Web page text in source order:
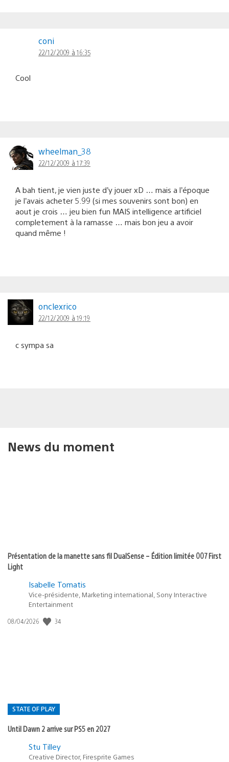
coni
22/12/2009 à 16:35
Cool
wheelman_38
22/12/2009 à 17:39
A bah tient, je vien juste d’y jouer xD … mais a l’époque
je l’avais acheter 5.99 (si mes souvenirs sont bon) en
aout je crois … jeu bien fun MAIS intelligence artificiel
completement à la ramasse … mais bon jeu a avoir
quand même !
onclexrico
22/12/2009 à 19:19
c sympa sa
News du moment
Présentation de la manette sans fil DualSense – Édition limitée 007 First
Light
Isabelle Tomatis
Vice-présidente, Marketing international, Sony Interactive
Entertainment
Date
08/04/2026 34
STATE OF PLAY
Until Dawn 2 arrive sur PS5 en 2027
PostéeStu Tilley
Creative Director, Firesprite Games